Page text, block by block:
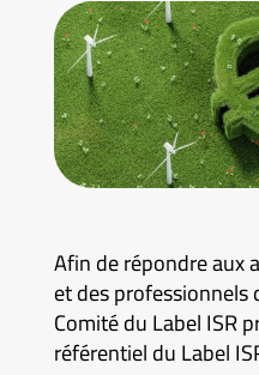
Afin de répondre aux
et des professionnels
Comité du Label ISR
référentiel du Label